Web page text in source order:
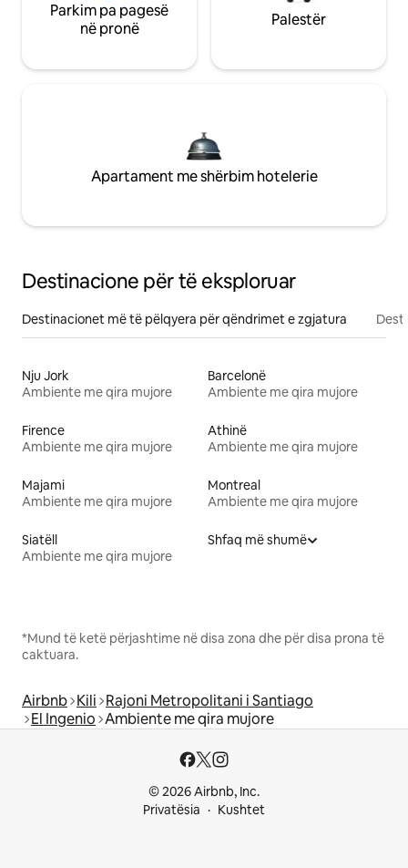
Parkim pa pagesë
në pronë
Palestër
Apartament me shërbim hotelerie
Destinacione për të eksploruar
Destinacionet më të pëlqyera për qëndrimet e zgjatura
Nju Jork
Ambiente me qira mujore
Barcelonë
Ambiente me qira mujore
Firence
Ambiente me qira mujore
Athinë
Ambiente me qira mujore
Majami
Ambiente me qira mujore
Montreal
Ambiente me qira mujore
Siatëll
Ambiente me qira mujore
Shfaq më shumë
*Mund të ketë përjashtime në disa zona dhe për disa prona të
caktuara.
Airbnb Kili Rajoni Metropolitani i Santiago
El Ingenio Ambiente me qira mujore
© 2026 Airbnb, Inc.
Privatësia
Kushtet